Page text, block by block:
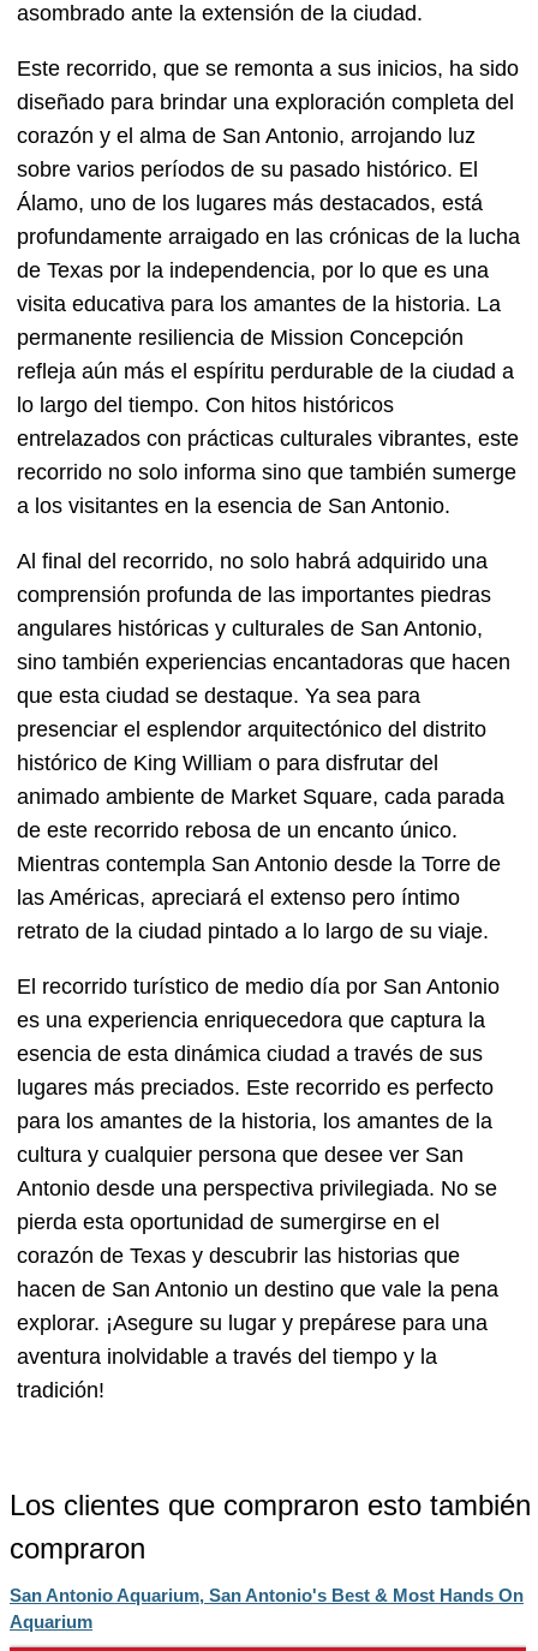
asombrado ante la extensión de la ciudad.
Este recorrido, que se remonta a sus inicios, ha sido
diseñado para brindar una exploración completa del
corazón y el alma de San Antonio, arrojando luz
sobre varios períodos de su pasado histórico. El
Álamo, uno de los lugares más destacados, está
profundamente arraigado en las crónicas de la lucha
de Texas por la independencia, por lo que es una
visita educativa para los amantes de la historia. La
permanente resiliencia de Mission Concepción
refleja aún más el espíritu perdurable de la ciudad a
lo largo del tiempo. Con hitos históricos
entrelazados con prácticas culturales vibrantes, este
recorrido no solo informa sino que también sumerge
a los visitantes en la esencia de San Antonio.
Al final del recorrido, no solo habrá adquirido una
comprensión profunda de las importantes piedras
angulares históricas y culturales de San Antonio,
sino también experiencias encantadoras que hacen
que esta ciudad se destaque. Ya sea para
presenciar el esplendor arquitectónico del distrito
histórico de King William o para disfrutar del
animado ambiente de Market Square, cada parada
de este recorrido rebosa de un encanto único.
Mientras contempla San Antonio desde la Torre de
las Américas, apreciará el extenso pero íntimo
retrato de la ciudad pintado a lo largo de su viaje.
El recorrido turístico de medio día por San Antonio
es una experiencia enriquecedora que captura la
esencia de esta dinámica ciudad a través de sus
lugares más preciados. Este recorrido es perfecto
para los amantes de la historia, los amantes de la
cultura y cualquier persona que desee ver San
Antonio desde una perspectiva privilegiada. No se
pierda esta oportunidad de sumergirse en el
corazón de Texas y descubrir las historias que
hacen de San Antonio un destino que vale la pena
explorar. ¡Asegure su lugar y prepárese para una
aventura inolvidable a través del tiempo y la
tradición!
Los clientes que compraron esto también
compraron
San Antonio Aquarium, San Antonio's Best & Most Hands On
Aquarium